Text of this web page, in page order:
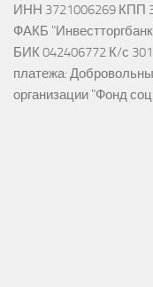
ИНН 3721006269 КПП
ФАКБ
БИК 042406772 К/с
платежа:
организации "Фонд